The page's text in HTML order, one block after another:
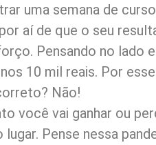
uma semana de
aí de que o seu
Pensando no lado
10 mil reais. Por
Não!
você vai ganhar ou
Pense nessa